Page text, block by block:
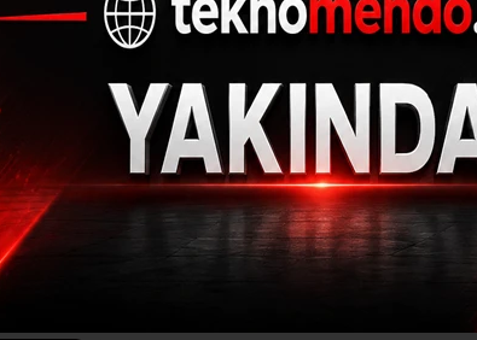
Belediyeler
araya